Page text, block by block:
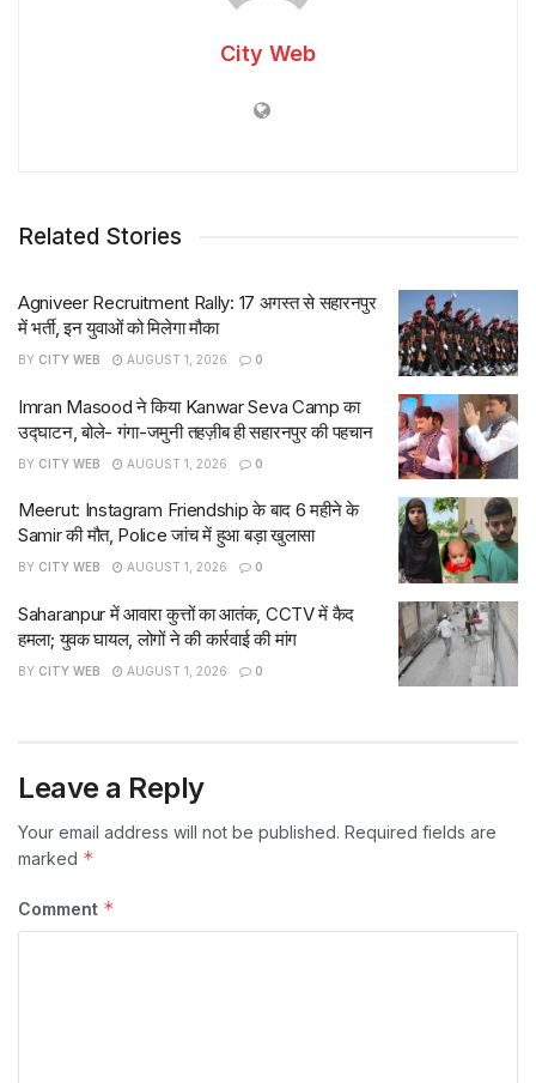
City Web
Related Stories
Agniveer Recruitment Rally: 17 अगस्त से सहारनपुर
में भर्ती, इन युवाओं को मिलेगा मौका
BY CITY WEB AUGUST 1, 2026 0
Imran Masood ने किया Kanwar Seva Camp का
उद्घाटन, बोले- गंगा-जमुनी तहज़ीब ही सहारनपुर की पहचान
BY CITY WEB AUGUST 1, 2026 0
Meerut: Instagram Friendship के बाद 6 महीने के
Samir की मौत, Police जांच में हुआ बड़ा खुलासा
BY CITY WEB AUGUST 1, 2026 0
Saharanpur में आवारा कुत्तों का आतंक, CCTV में कैद
हमला; युवक घायल, लोगों ने की कार्रवाई की मांग
BY CITY WEB AUGUST 1, 2026 0
Leave a Reply
Your email address will not be published. Required fields are
marked *
Comment *